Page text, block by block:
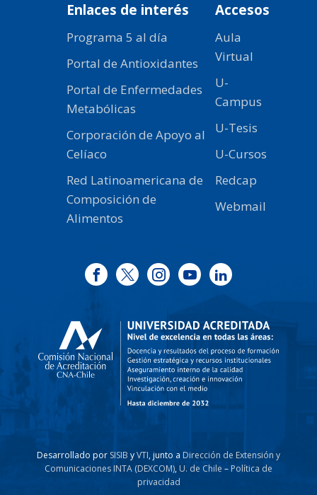
Enlaces de interés
Programa 5 al día
Portal de Antioxidantes
Portal de Enfermedades
Metabólicas
Corporación de Apoyo al
Celíaco
Red Latinoamericana de
Composición de
Alimentos
Accesos
Aula
Virtual
U-
Campus
U-Tesis
U-Cursos
Redcap
Webmail
Desarrollado por SISIB yVTI, junto a Dirección de Extensión y
Comunicaciones INTA (DEXCOM), U. de Chile – Política de
privacidad